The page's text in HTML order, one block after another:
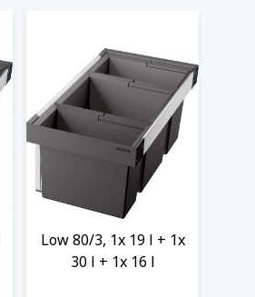
Low 80/3, 1x 19 l + 1x
30 l + 1x 16 l